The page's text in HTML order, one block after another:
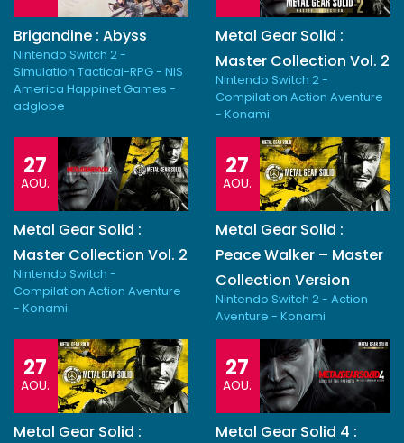
Brigandine : Abyss
Nintendo Switch 2 -
Simulation Tactical-RPG - NIS
America Happinet Games -
adglobe
Metal Gear Solid :
Master Collection Vol. 2
Nintendo Switch 2 -
Compilation Action Aventure
- Konami
27
AOU.
Metal Gear Solid :
Master Collection Vol. 2
Nintendo Switch -
Compilation Action Aventure
- Konami
27
AOU.
Metal Gear Solid :
Peace Walker – Master
Collection Version
Nintendo Switch 2 - Action
Aventure - Konami
27
AOU.
Metal Gear Solid :
27
AOU.
Metal Gear Solid 4 :